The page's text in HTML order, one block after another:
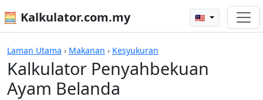
🧮 Kalkulator.com.my 🇲🇾
Laman Utama › Makanan › Kesyukuran
Kalkulator Penyahbekuan
Ayam Belanda
Kalkulator